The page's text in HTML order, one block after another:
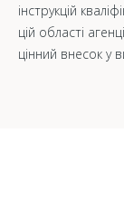
інструкцій
цій області
цінний внесок у